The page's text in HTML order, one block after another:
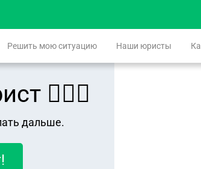
Решить мою ситуацию Наши юристы
👨🏻‍⚖️
дальше.